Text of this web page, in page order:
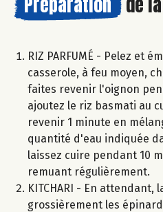
RIZ PARFUMÉ - Pelez et
casserole, à feu moyen,
faites revenir l'oignon
ajoutez le riz basmati au
revenir 1 minute en
quantité d'eau indiquée
laissez cuire pendant 10
remuant régulièrement.
KITCHARI - En attendant,
grossièrement les